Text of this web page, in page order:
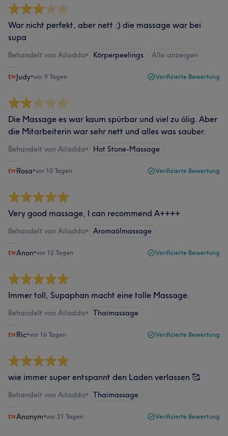
War nicht perfekt, aber nett :) die massage war bei
supa
Behandelt von Ailadda• Körperpeelings Alle anzeigen
Judy•vor 9 Tagen Verifizierte Bewertung
Die Massage es war kaum spürbar und viel zu ölig. Aber
die Mitarbeiterin war sehr nett und alles was sauber.
Behandelt von Ailadda• Hot Stone-Massage
Rosa•vor 10 Tagen Verifizierte Bewertung
Very good massage, I can recommend A++++
Behandelt von Ailadda• Aromaölmassage
Anon•vor 12 Tagen Verifizierte Bewertung
Immer toll, Supaphan macht eine tolle Massage.
Behandelt von Ailadda• Thaimassage
Ric•vor 16 Tagen Verifizierte Bewertung
wie immer super entspannt den Laden verlassen 🥰
Behandelt von Ailadda• Thaimassage
Anonym•vor 21 Tagen Verifizierte Bewertung